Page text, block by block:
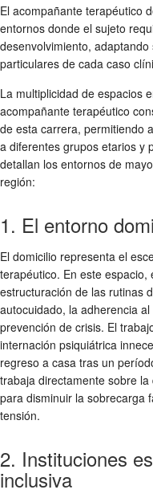
El acompañante terapéutico
entornos donde el sujeto
desenvolvimiento,
particulares de cada caso
La multiplicidad de espacios
acompañante terapéutico
de esta carrera, permitiendo
a diferentes grupos etarios y
detallan los entornos de
región:
1. El entorno
El domicilio representa el
terapéutico. En este
estructuración de las rutinas
autocuidado, la adherencia
prevención de crisis. El
internación psiquiátrica
regreso a casa tras un
trabaja directamente sobre
para disminuir la sobrecarga
tensión.
2. Instituciones
inclusiva